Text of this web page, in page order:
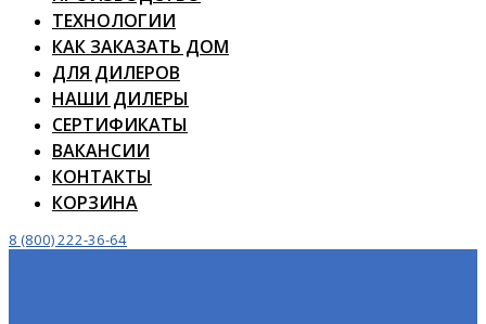
ТЕХНОЛОГИИ
КАК ЗАКАЗАТЬ ДОМ
ДЛЯ ДИЛЕРОВ
НАШИ ДИЛЕРЫ
СЕРТИФИКАТЫ
ВАКАНСИИ
КОНТАКТЫ
КОРЗИНА
8 (800) 222-36-64